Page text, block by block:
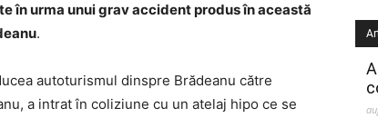
în urma unui grav accident produs în această
.
autoturismul dinspre Brădeanu către
a intrat în coliziune cu un atelaj hipo ce se